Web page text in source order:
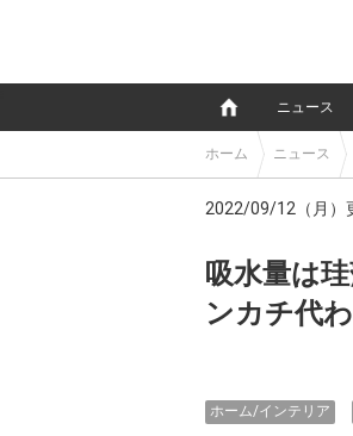
ニュース
ホーム ニュース
2022/09/12（月）
吸水量は
ンカチ代
ホーム/インテリア